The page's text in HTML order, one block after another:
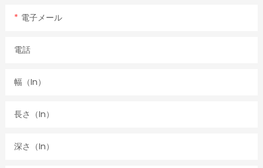
電子メール
電話
幅（in）
長さ（in）
深さ（in）